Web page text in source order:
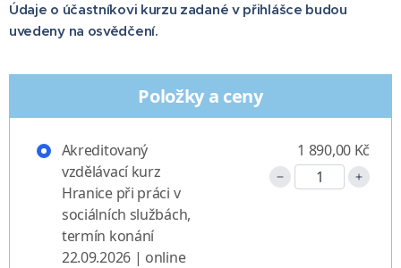
Údaje o účastníkovi kurzu zadané v přihlášce budou
uvedeny na osvědčení.
Položky a ceny
Akreditovaný
vzdělávací kurz
Hranice při práci v
sociálních službách,
termín konání
22.09.2026 | online
1 890,00 Kč